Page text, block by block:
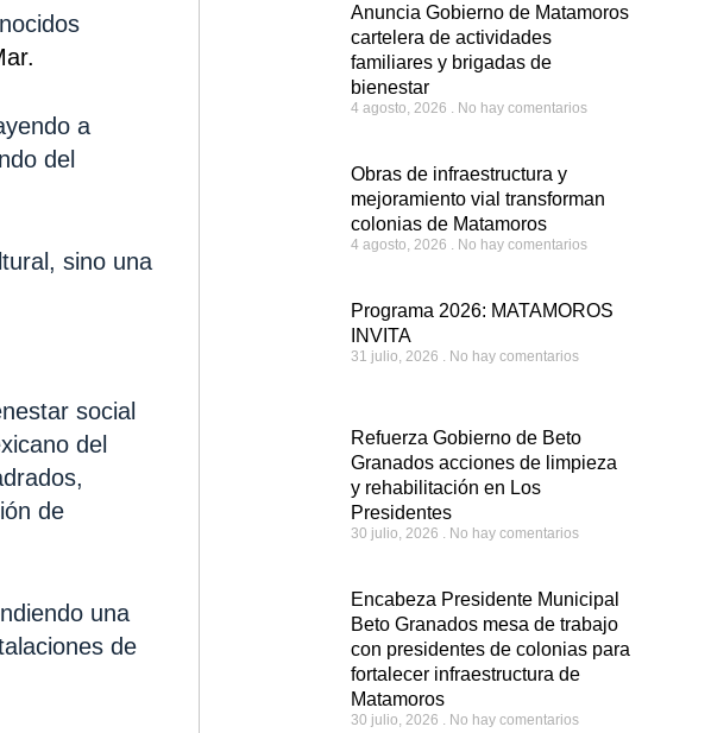
a
del
sino una
social
del
de
una
de
Anuncia Gobierno de Matamoros
cartelera de actividades
familiares y brigadas de
bienestar
4 agosto, 2026 No hay comentarios
Obras de infraestructura y
mejoramiento vial transforman
colonias de Matamoros
4 agosto, 2026 No hay comentarios
Programa 2026: MATAMOROS
INVITA
31 julio, 2026 No hay comentarios
Refuerza Gobierno de Beto
Granados acciones de limpieza
y rehabilitación en Los
Presidentes
30 julio, 2026 No hay comentarios
Encabeza Presidente Municipal
Beto Granados mesa de trabajo
con presidentes de colonias para
fortalecer infraestructura de
Matamoros
30 julio, 2026 No hay comentarios